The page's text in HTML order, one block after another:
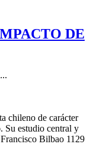
DE
chileno de carácter
Su estudio central y
Bilbao 1129